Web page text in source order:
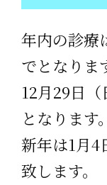
年内の診療
でとなりま
12月29日
となります。
新年は1月4
致します。